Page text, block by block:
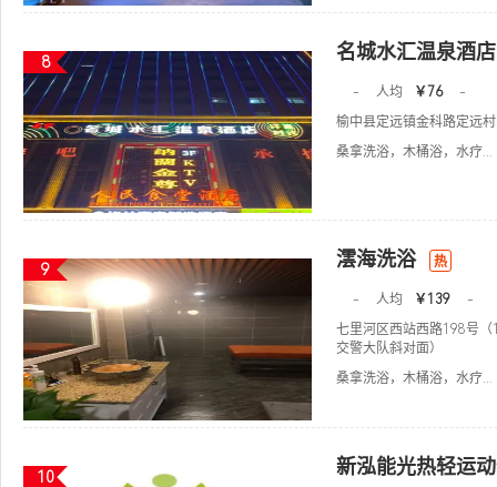
8 名城水汇温泉酒店
- 人均 ￥76
-
榆中县定远镇金科路定远
桑拿洗浴，木桶浴，水疗...
9 澐海洗浴 热
- 人均 ￥139
-
七里河区西站西路198号
交警大队斜对面）
桑拿洗浴，木桶浴，水疗...
10 新泓能光热轻运